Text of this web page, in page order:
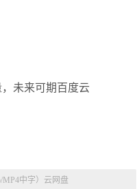
未来可期百度云
MP4中字）云网盘